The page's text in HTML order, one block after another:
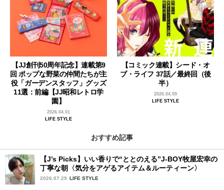
【JJ創刊50周年記念】連載第9
回 ポップな野菜の仲間たちが主
役「ガーデンスタッフ」グッズ
11選：前編【JJ昭和レトロ学
園】
2026.04.01
LIFE STYLE
【コミック連載】シード・オ
ブ・ライフ 37話／最終回（後
半）
2026.04.09
LIFE STYLE
おすすめ記事
【J’s Picks】いい香りで“ととのえる”J-BOY牧屋宏幸の
丁寧な朝〈気分をアゲるアイテム＆ルーティーン〉
2026.07.29 LIFE STYLE